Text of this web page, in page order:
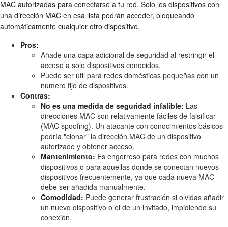
MAC autorizadas para conectarse a tu red. Solo los dispositivos con
una dirección MAC en esa lista podrán acceder, bloqueando
automáticamente cualquier otro dispositivo.
Pros:
Añade una capa adicional de seguridad al restringir el
acceso a solo dispositivos conocidos.
Puede ser útil para redes domésticas pequeñas con un
número fijo de dispositivos.
Contras:
No es una medida de seguridad infalible: Las
direcciones MAC son relativamente fáciles de falsificar
(MAC spoofing). Un atacante con conocimientos básicos
podría "clonar" la dirección MAC de un dispositivo
autorizado y obtener acceso.
Mantenimiento: Es engorroso para redes con muchos
dispositivos o para aquellas donde se conectan nuevos
dispositivos frecuentemente, ya que cada nueva MAC
debe ser añadida manualmente.
Comodidad: Puede generar frustración si olvidas añadir
un nuevo dispositivo o el de un invitado, impidiendo su
conexión.